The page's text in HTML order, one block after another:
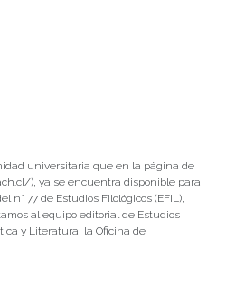
universitaria que en la página de
), ya se encuentra disponible para
n° 77 de Estudios Filológicos (EFIL),
al equipo editorial de Estudios
y Literatura, la Oficina de